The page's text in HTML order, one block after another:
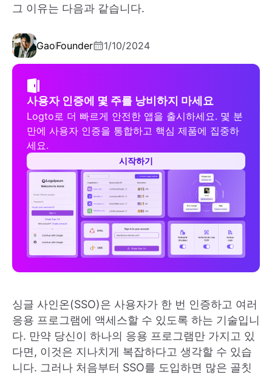
그 이유는 다음과 같습니다.
GaoFounder 1/10/2024
사용자 인증에 몇 주를 낭비하지 마세요
Logto로 더 빠르게 안전한 앱을 출시하세요. 몇 분
만에 사용자 인증을 통합하고 핵심 제품에 집중하
세요.
시작하기
싱글 사인온(SSO)은 사용자가 한 번 인증하고 여러
응용 프로그램에 액세스할 수 있도록 하는 기술입니
다. 만약 당신이 하나의 응용 프로그램만 가지고 있
다면, 이것은 지나치게 복잡하다고 생각할 수 있습
니다. 그러나 처음부터 SSO를 도입하면 많은 골칫